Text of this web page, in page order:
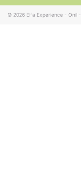
© 2026 Elfa Experience - Onil